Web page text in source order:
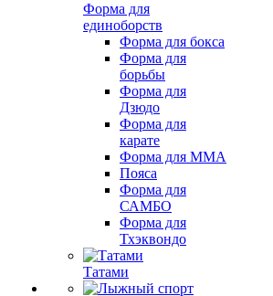
Форма для
единоборств
Форма для бокса
Форма для
борьбы
Форма для
Дзюдо
Форма для
карате
Форма для MMA
Пояса
Форма для
САМБО
Форма для
Тхэквондо
Татами